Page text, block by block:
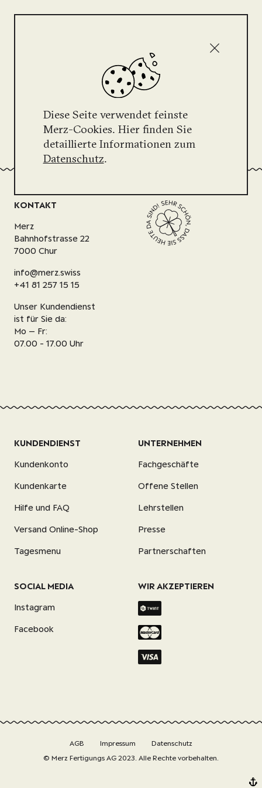
Lädt...
KONTAKT
Merz
Bahnhofstrasse 22
7000 Chur
info@merz.swiss
+41 81 257 15 15
Unser Kundendienst
ist für Sie da:
Mo – Fr:
07.00 - 17.00 Uhr
KUNDENDIENST
Kundenkonto
Kundenkarte
Hilfe und FAQ
Versand Online-Shop
Tagesmenu
UNTERNEHMEN
Fachgeschäfte
Offene Stellen
Lehrstellen
Presse
Partnerschaften
SOCIAL MEDIA
Instagram
Facebook
WIR AKZEPTIEREN
AGB Impressum
Datenschutz
© Merz Fertigungs AG 2023. Alle Rechte vorbehalten.
Diese Seite verwendet feinste
Merz-Cookies. Hier finden Sie
detaillierte Informationen zum
Datenschutz.